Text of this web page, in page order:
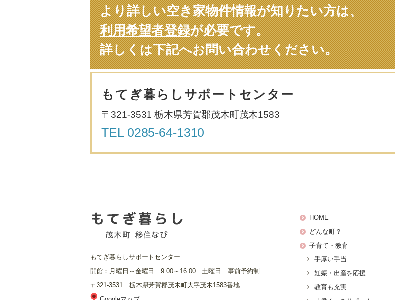
より詳しい空き家物件情報が知りたい方は、
利用希望者登録が必要です。
詳しくは下記へお問い合わせください。
もてぎ暮らしサポートセンター
〒321-3531 栃木県芳賀郡茂木町茂木1583
TEL 0285-64-1310
もてぎ暮らしサポートセンター
開館：月曜日～金曜日 9:00～16:00 土曜日 事前予約制
〒321-3531 栃木県芳賀郡茂木町大字茂木1583番地
HOME
どんな町？
子育て・教育
手厚い手当
妊娠・出産を応援
教育も充実